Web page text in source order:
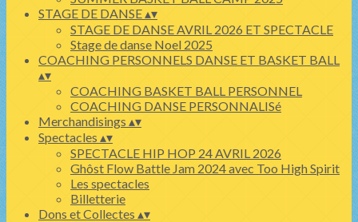
STAGE DE DANSE▴▾
STAGE DE DANSE AVRIL 2026 ET SPECTACLE
Stage de danse Noel 2025
COACHING PERSONNELS DANSE ET BASKET BALL
▴▾
COACHING BASKET BALL PERSONNEL
COACHING DANSE PERSONNALISé
Merchandisings ▴▾
Spectacles ▴▾
SPECTACLE HIP HOP 24 AVRIL 2026
Ghôst Flow Battle Jam 2024 avec Too High Spirit
Les spectacles
Billetterie
Dons et Collectes ▴▾